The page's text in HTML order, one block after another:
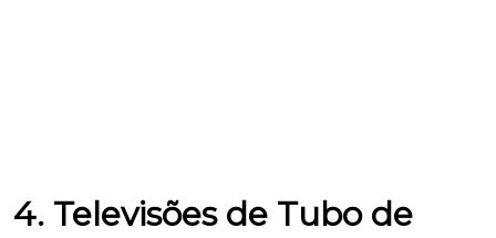
4. Televisões de Tubo de